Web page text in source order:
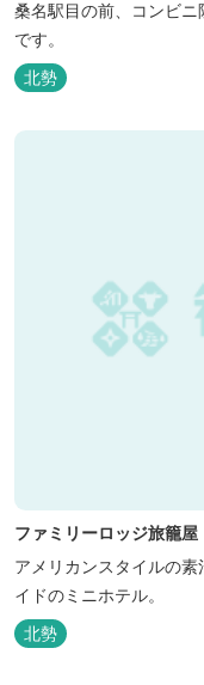
桑名駅目の前、コンビ
です。
北勢
ファミリーロッジ旅籠
アメリカンスタイルの
イドのミニホテル。
北勢